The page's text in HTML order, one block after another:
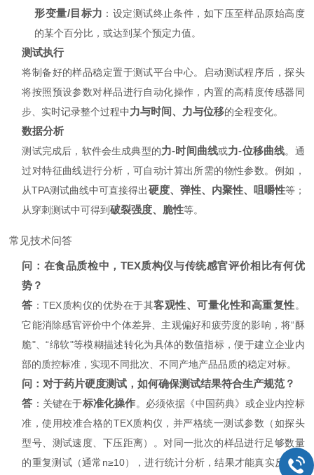
形变量/目标力 ：设定测试终止条件，如下压至样品原始高度
的某个百分比，或达到某个预定力值。
测试执行
将制备好的样品稳定置于测试平台中心。启动测试程序后，探头
将按照预设参数对样品进行自动化操作，内置的高精度传感器同
步、实时记录整个过程中力与时间、力与位移的全程变化。
数据分析
测试完成后，软件会生成典型的力-时间曲线或力-位移曲线。通
过对特征曲线进行分析，可自动计算出所需的物性参数。例如，
从TPA测试曲线中可直接得出硬度、弹性、内聚性、咀嚼性等；
从穿刺测试中可得到破裂强度、脆性等。
常见技术问答
问：在食品质检中，TEX质构仪与传统感官评价相比有何优
势？
答 ：TEX质构仪的优势在于其客观性、可量化性和高重复性。
它能消除感官评价中个体差异、主观偏好和疲劳度的影响，将“酥
脆"、“绵软"等模糊描述转化为具体的数值指标，便于建立企业内
部的质控标准，实现不同批次、不同产地产品品质的稳定对标。
问：对于药片硬度测试，如何确保测试结果符合生产规范？
答 ：关键在于标准化操作。必须依据《中国药典》或企业内控标
准，使用校准合格的TEX质构仪，并严格统一测试参数（如探头
型号、测试速度、下压距离）。对同一批次的样品进行足够数量
的重复测试（通常n≥10），进行统计分析，结果才能真实反映批